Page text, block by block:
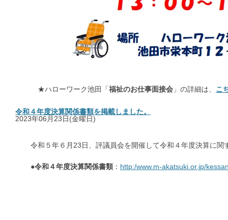
★ハローワーク池田「福祉のお仕事面接会 」の詳細は、 こ
令和４年度決算関係書類を掲載しました。
2023年06月23日(金曜日)
令和５年６月23日、評議員会を開催して令和４年度決算に
●令和４年度決算関係書類 ： http:/www.m-akatsuki.or.jp/